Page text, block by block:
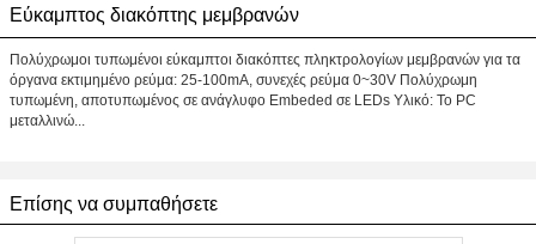
Εύκαμπτος διακόπτης μεμβρανών
Πολύχρωμοι τυπωμένοι εύκαμπτοι διακόπτες πληκτρολογίων μεμβρανών για τα
όργανα εκτιμημένο ρεύμα: 25-100mA, συνεχές ρεύμα 0~30V Πολύχρωμη
τυπωμένη, αποτυπωμένος σε ανάγλυφο Embeded σε LEDs Υλικό: Το PC
μεταλλινώ...
Επίσης να συμπαθήσετε